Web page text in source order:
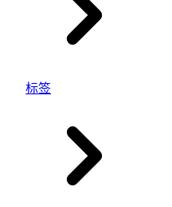
标签